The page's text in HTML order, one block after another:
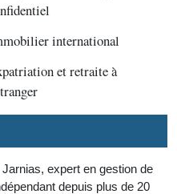
international
et retraite à
expert en gestion de
depuis plus de 20